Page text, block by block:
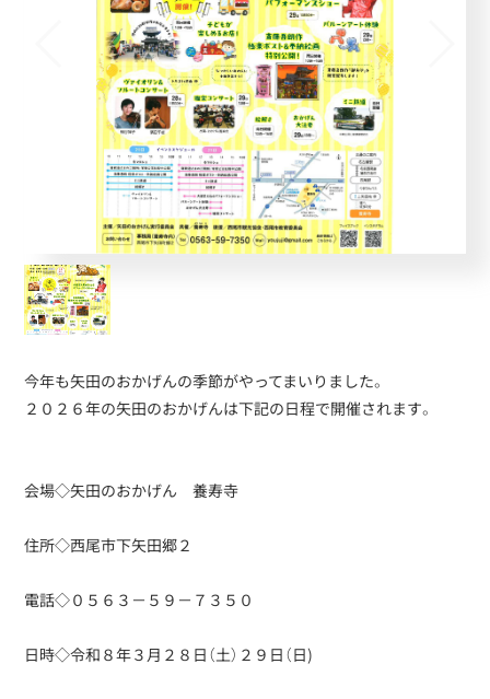
今年も矢田のおかげんの季節がやってまいりました。
２０２６年の矢田のおかげんは下記の日程で開催されます。
会場◇矢田のおかげん 養寿寺
住所◇西尾市下矢田郷２
電話◇０５６３－５９－７３５０
日時◇令和８年３月２８日（土）２９日（日)